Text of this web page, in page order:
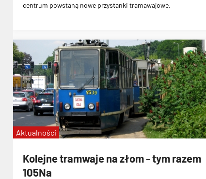
centrum powstaną nowe przystanki tramawajowe.
Kolejne tramwaje na złom - tym razem
105Na
Aktualności